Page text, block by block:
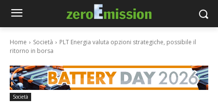
Home Società
PLT Energia valuta opzioni strategiche, possibile il
ritorno in borsa
Società